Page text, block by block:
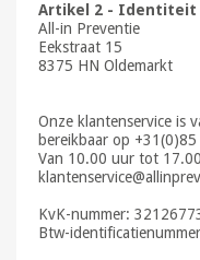
Artikel 2 - Identiteit
All-in Preventie
Eekstraat 15
8375 HN Oldemarkt
Onze klantenservice is
bereikbaar op
Van 10.00 uur tot
KvK-nummer:
Btw-